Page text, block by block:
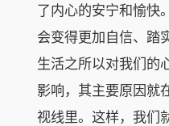
了内心的安宁和愉快
会变得更加自信、踏
生活之所以对我们的
影响，其主要原因就
视线里。这样，我们